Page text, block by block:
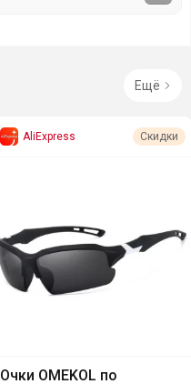
Ещё
AliExpress Скидки
Очки OMEKOL по